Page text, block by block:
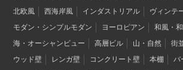
北欧風
西海岸風 インダストリアル
ヴィンテ
モダン・シンプルモダン
ヨーロピアン
和風・
海・オーシャンビュー
高層ビル 山・自然 街
ウッド壁
レンガ壁 コンクリート壁 本棚
バ